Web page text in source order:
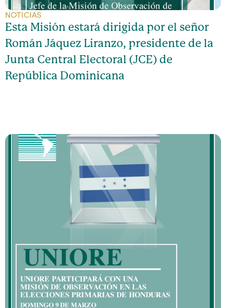
NOTICIAS
Esta Misión estará dirigida por el señor
Román Jáquez Liranzo, presidente de la
Junta Central Electoral (JCE) de
República Dominicana